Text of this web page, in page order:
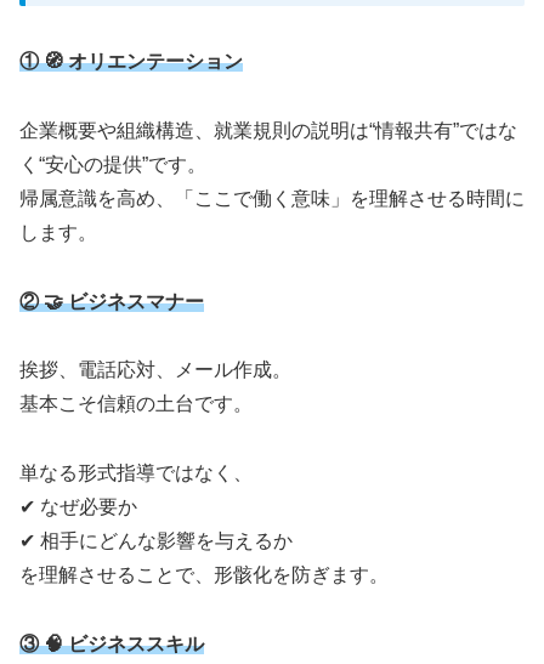
① 🧭 オリエンテーション
企業概要や組織構造、就業規則の説明は“情報共有”ではな
く“安心の提供”です。
帰属意識を高め、「ここで働く意味」を理解させる時間に
します。
② 🤝 ビジネスマナー
挨拶、電話応対、メール作成。
基本こそ信頼の土台です。
単なる形式指導ではなく、
✔ なぜ必要か
✔ 相手にどんな影響を与えるか
を理解させることで、形骸化を防ぎます。
③ 🧠 ビジネススキル